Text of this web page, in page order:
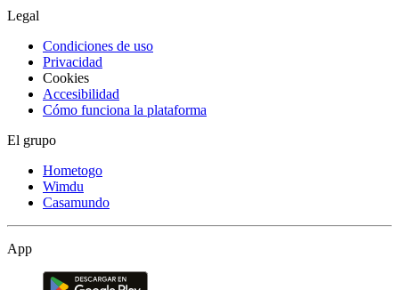
Legal
Condiciones de uso
Privacidad
Cookies
Accesibilidad
Cómo funciona la plataforma
El grupo
Hometogo
Wimdu
Casamundo
App